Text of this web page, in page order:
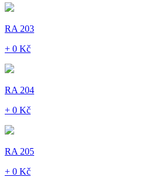
RA 203
+ 0 Kč
RA 204
+ 0 Kč
RA 205
+ 0 Kč